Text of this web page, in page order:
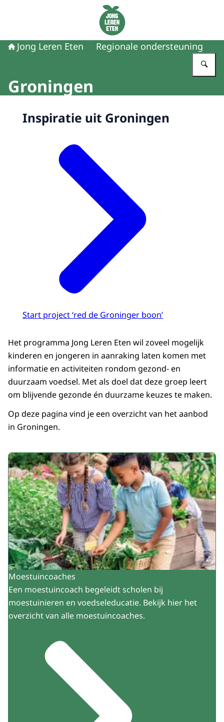
Naar de homepage van Jong Leren Eten
Jong Leren Eten Regionale ondersteuning
Groningen
Inspiratie uit Groningen
Start project ‘red de Groninger boon’
Het programma Jong Leren Eten wil zoveel mogelijk
kinderen en jongeren in aanraking laten komen met
informatie en activiteiten rondom gezond- en
duurzaam voedsel. Met als doel dat deze groep leert
om blijvende gezonde én duurzame keuzes te maken.
Op deze pagina vind je een overzicht van het aanbod
in Groningen.
Uitgelicht
Moestuincoaches
Een moestuincoach begeleidt scholen bij
moestuinieren en voedseleducatie. Bekijk hier het
overzicht van alle moestuincoaches.